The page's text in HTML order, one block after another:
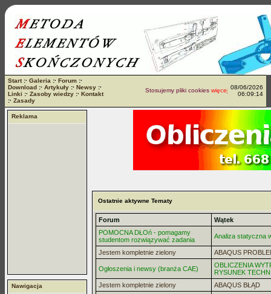
Start:· Galeria :· Forum :·
Download :· Artykuły :· Newsy :·
Linki :· Zasoby wiedzy :· Kontakt
:· Zasady
Stosujemy pliki cookieswięcej...
08/06/2026
06:09:14
Reklama
Nawigacja
Ostatnie aktywne Tematy
Forum
Wątek
POMOCNA DŁOń - pomagamy
studentom rozwiązywać zadania
Analiza statyczna
Jestem kompletnie zielony ABAQUS
Ogłoszenia i newsy (branża CAE)
OBLICZENIA
RYSUNEK
Jestem kompletnie zielony
ABAQUS BŁĄD